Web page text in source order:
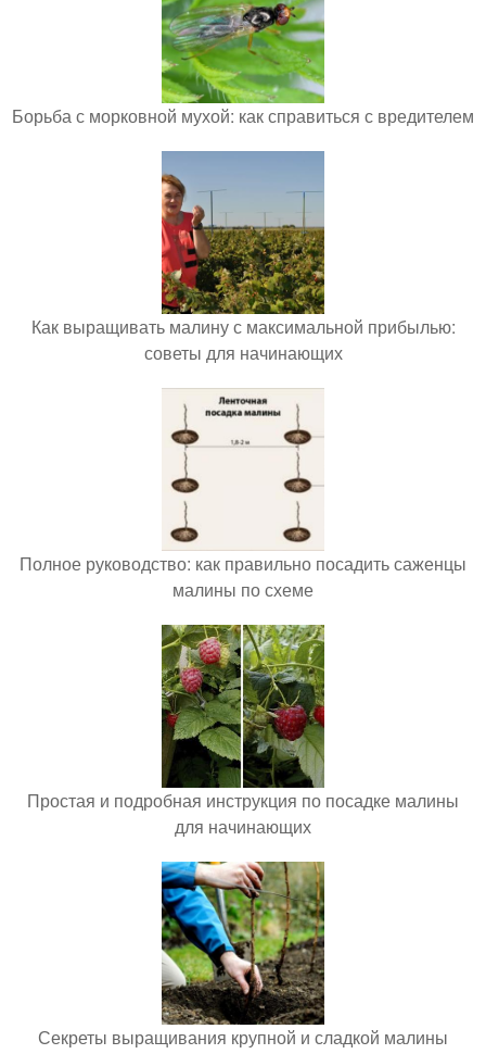
Борьба с морковной мухой: как справиться с вредителем
Как выращивать малину с максимальной прибылью:
советы для начинающих
Полное руководство: как правильно посадить саженцы
малины по схеме
Простая и подробная инструкция по посадке малины
для начинающих
Секреты выращивания крупной и сладкой малины